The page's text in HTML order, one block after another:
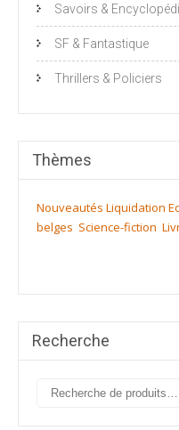
Savoirs &
SF & Fantastique
Thrillers & Policiers
Thèmes
Nouveautés Liquidation
belges Science-fiction
Recherche
Recherche